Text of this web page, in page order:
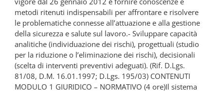
metodi ritenuti indispensabili per affrontare e risolvere
le problematiche connesse all’attuazione e alla gestione
della sicurezza e salute sul lavoro.- Sviluppare capacità
analitiche (individuazione dei rischi), progettuali (studio
per la riduzione o l’eliminazione dei rischi), decisionali
(scelta di interventi preventivi adeguati). (Rif. D.Lgs.
81/08, D.M. 16.01.1997; D.Lgs. 195/03) CONTENUTI
MODULO 1 GIURIDICO – NORMATIVO (4 ore)Il sistema